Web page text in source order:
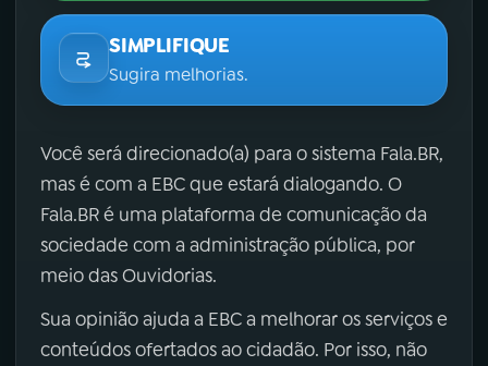
SIMPLIFIQUE
Sugira melhorias.
Você será direcionado(a) para o sistema Fala.BR,
mas é com a EBC que estará dialogando. O
Fala.BR é uma plataforma de comunicação da
sociedade com a administração pública, por
meio das Ouvidorias.
Sua opinião ajuda a EBC a melhorar os serviços e
conteúdos ofertados ao cidadão. Por isso, não